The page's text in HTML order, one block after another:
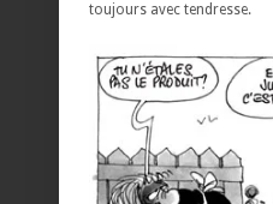
toujours avec tendresse.